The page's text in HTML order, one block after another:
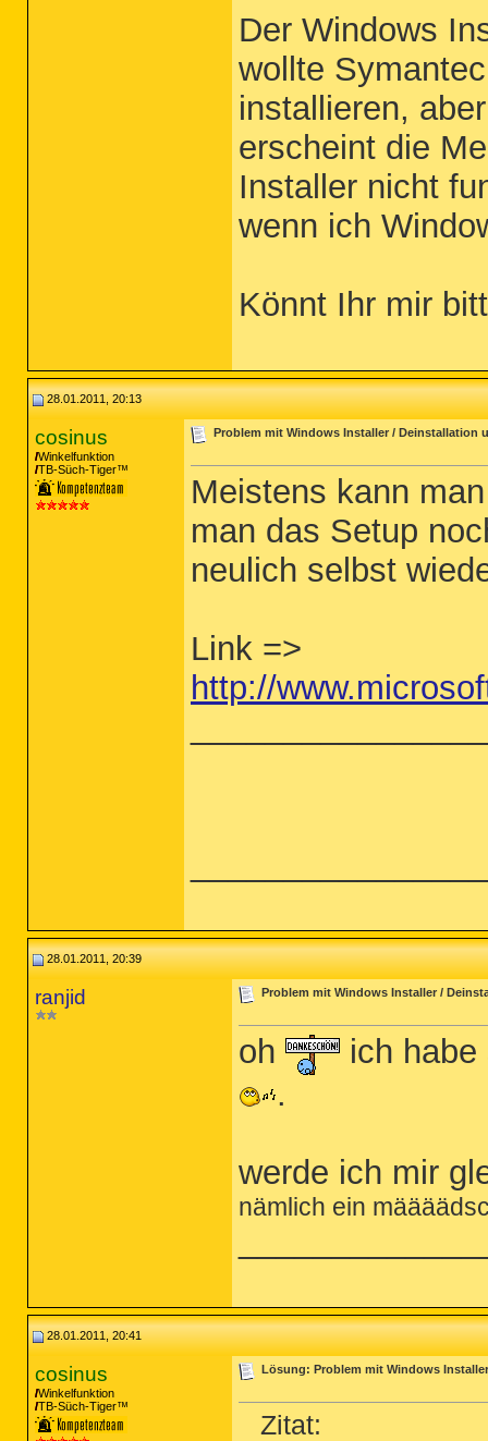
Der Windows
wollte
installieren,
erscheint die
Installer nicht
wenn ich
Könnt Ihr mir
28.01.2011, 20:13
cosinus
Winkelfunktion
TB-Süch-Tiger™
Problem mit Windows Installer /
Meistens kann
man das Setup
neulich selbst
Link =>
http://
28.01.2011, 20:39
ranjid Problem mit Windows Installer /
oh
ich
.
werde ich mir
nämlich ein
28.01.2011, 20:41
cosinus
Winkelfunktion
TB-Süch-Tiger™
Lösung: Problem mit Windows
Zitat: